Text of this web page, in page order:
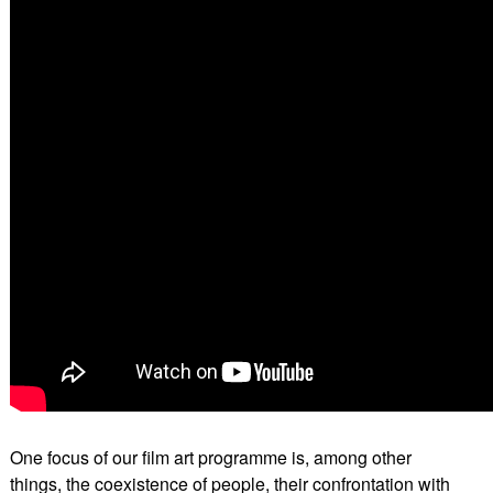
One focus of our film art programme is, among other
things, the coexistence of people, their confrontation with